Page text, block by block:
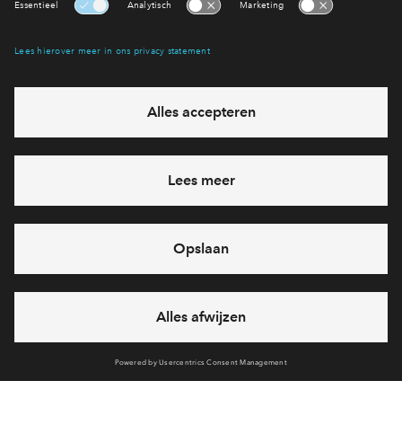
Hiermee blijf je op de hoogte van het belangrijkste nieuws en
Ja, ik wil mij aanmelden
Heb je een vraag en wil je direct antwoord? Bel ons op+31-
(0)88 712 20 52
6 dagen per week beschikbaar (behalve tijdens
via telefoon